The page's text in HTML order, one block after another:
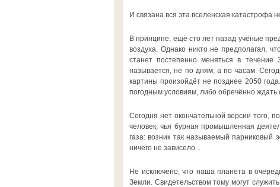
И связана вся эта вселенская
В принципе, ещё сто лет назад учёные
воздуха. Однако никто не предполагал,
станет постепенно меняться в
называется, не по дням, а по часам.
картины произойдёт не позднее 2050
погодным условиям, либо обречённо ждать
Сегодня нет окончательной версии того,
человек, чья бурная промышленная
газа: возник так называемый парниковый
ничего не зависело...
Не исключено, что наша планета в
Земли. Свидетельством тому могут